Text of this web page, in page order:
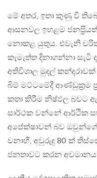
මේ අතර, ඉතා කුණු වී
ආසනවල ඉහළම
නොකළ යුතුය. එවැනි
කැමැත්ත දිනාගන්නා සැටි
අතිවිශාල මුදල්
බිම් මට්ටමේදී ආණ්ඩුක‍්‍රම
කතා කිරීම නිෂ්ඵල බවට
සාර්ථක වන්නේ ආර්ථික
අපේක්ෂාවන් බව
වනාහී, අවුරුදු 80 ක්
ජනතාවට කරන